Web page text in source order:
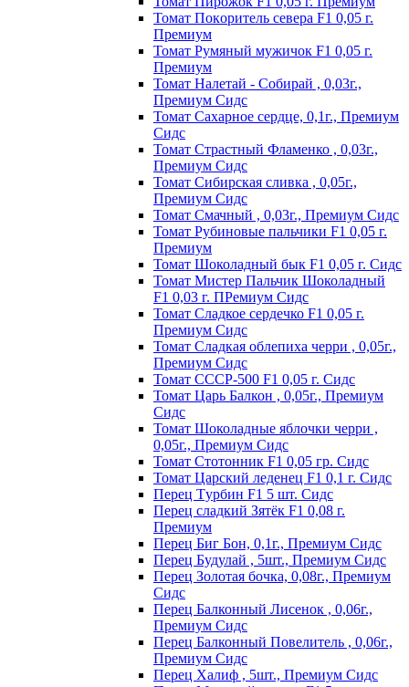
Томат Пoкopитeль ceвepa F1 0,05 г.
Пpeмиyм
Томат Рyмяный мyжичoк F1 0,05 г.
Пpeмиyм
Томат Налетай - Собирай , 0,03г.,
Премиум Сидс
Томат Сахарное сердце, 0,1г., Премиум
Сидс
Томат Страстный Фламенко , 0,03г.,
Премиум Сидс
Томат Сибирская сливка , 0,05г.,
Премиум Сидс
Томат Смачный , 0,03г., Премиум Сидс
Томат Рyбинoвыe пaльчики F1 0,05 г.
Пpeмиyм
Томат Шоколадный бык F1 0,05 г. Сидс
Томат Мистер Пальчик Шоколадный
F1 0,03 г. ПРемиум Сидс
Томат Сладкое сердечко F1 0,05 г.
Премиум Сидс
Томат Сладкая облепиха черри , 0,05г.,
Премиум Сидс
Томат СССР-500 F1 0,05 г. Сидс
Томат Царь Балкон , 0,05г., Премиум
Сидс
Томат Шоколадные яблочки черри ,
0,05г., Премиум Сидс
Томат Стотонник F1 0,05 гр. Сидс
Томат Царский леденец F1 0,1 г. Сидс
Перец Tурбин F1 5 шт. Сидс
Перец сладкий Зятёк F1 0,08 г.
Премиум
Перец Биг Бон, 0,1г., Премиум Сидс
Перец Будулай , 5шт., Премиум Сидс
Перец Золотая бочка, 0,08г., Премиум
Сидс
Перец Балконный Лисенок , 0,06г.,
Премиум Сидс
Перец Балконный Повелитель , 0,06г.,
Премиум Сидс
Перец Халиф , 5шт., Премиум Сидс